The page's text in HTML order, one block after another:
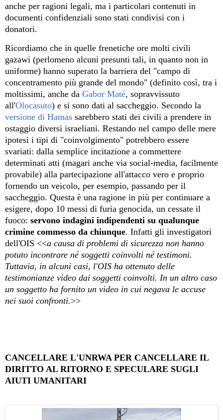
anche per ragioni legali, ma i particolari contenuti in
documenti confidenziali sono stati condivisi con i
donatori.
Ricordiamo che in quelle frenetiche ore molti civili
gazawi (perlomeno alcuni presunti tali, in quanto non in
uniforme) hanno superato la barriera del "campo di
concentramento più grande del mondo" (definito così, tra i
moltissimi, anche da Gabor Maté, sopravvissuto
all'Olocasuto) e si sono dati al saccheggio. Secondo la
versione di Hamas sarebbero stati dei civili a prendere in
ostaggio diversi israeliani. Restando nel campo delle mere
ipotesi i tipi di "coinvolgimento" potrebbero essere
svariati: dalla semplice incitazione a commettere
determinati atti (magari anche via social-media, facilmente
provabile) alla partecipazione all'attacco vero e proprio
fornendo un veicolo, per esempio, passando per il
saccheggio. Questa è una ragione in più per continuare a
esigere, dopo 10 messi di furia genocida, un cessate il
fuoco: servono indagini indipendenti su qualunque
crimine commesso da chiunque. Infatti gli investigatori
dell'OIS <<a causa di problemi di sicurezza non hanno
potuto incontrare né soggetti coinvolti né testimoni.
Tuttavia, in alcuni casi, l'OIS ha ottenuto delle
testimonianze video dai soggetti coinvolti. In un altro caso
un soggetto ha fornito un video in cui negava le accuse
nei suoi confronti.>>
CANCELLARE L'UNRWA PER CANCELLARE IL
DIRITTO AL RITORNO E SPECULARE SUGLI
AIUTI UMANITARI